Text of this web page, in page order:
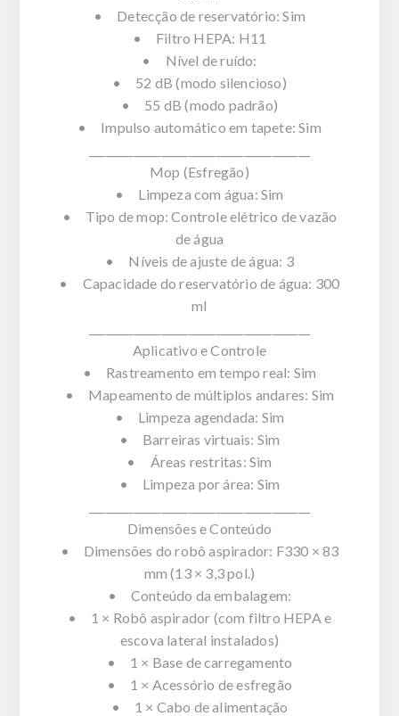
• Detecção de reservatório: Sim
• Filtro HEPA: H11
• Nível de ruído:
• 52 dB (modo silencioso)
• 55 dB (modo padrão)
• Impulso automático em tapete: Sim
Mop (Esfregão)
• Limpeza com água: Sim
• Tipo de mop: Controle elétrico de vazão
de água
• Níveis de ajuste de água: 3
• Capacidade do reservatório de água: 300
ml
Aplicativo e Controle
• Rastreamento em tempo real: Sim
• Mapeamento de múltiplos andares: Sim
• Limpeza agendada: Sim
• Barreiras virtuais: Sim
• Áreas restritas: Sim
• Limpeza por área: Sim
Dimensões e Conteúdo
• Dimensões do robô aspirador: F330 × 83
mm (13 × 3,3 pol.)
• Conteúdo da embalagem:
• 1 × Robô aspirador (com filtro HEPA e
escova lateral instalados)
• 1 × Base de carregamento
• 1 × Acessório de esfregão
• 1 × Cabo de alimentação